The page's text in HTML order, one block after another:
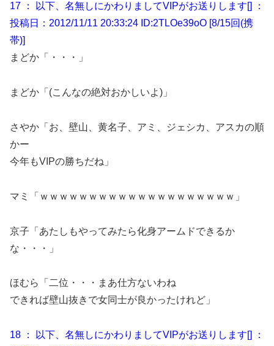
17 ： 以下、名無しにかわりましてVIPがお送りします[] ：
投稿日：2012/11/11 20:33:24 ID:2TLOe39oO [8/15回(携
帯)]
まどか「・・・」
まどか「(こんなの絶対おかしいよ)」
さやか「お、壁山、黄名子、アミ、ジェシカ、アスカの順
かー
今年もVIPの勝ちだね」
マミ「ｗｗｗｗｗｗｗｗｗｗｗｗｗｗｗｗｗｗｗｗ」
京子「あたしもやってみたら化身アームドできるか
な・・・」
ほむら「二位・・・まあ仕方ないわね
できれば壁山抜きで女同士が良かったけれど」
18 ： 以下、名無しにかわりましてVIPがお送りします[] ：